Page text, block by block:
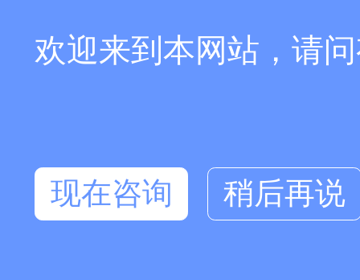
欢迎来到本网站，请
现在咨询 稍后再说